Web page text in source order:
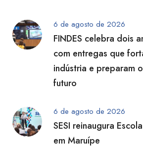
6 de agosto de 2026
FINDES celebra dois
com entregas que
indústria e preparam
futuro
6 de agosto de 2026
SESI reinaugura
em Maruípe